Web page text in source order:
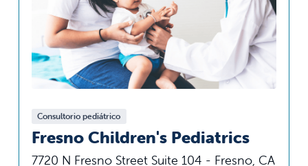
Consultorio pediátrico
Fresno Children's Pediatrics
7720 N Fresno Street Suite 104 - Fresno, CA